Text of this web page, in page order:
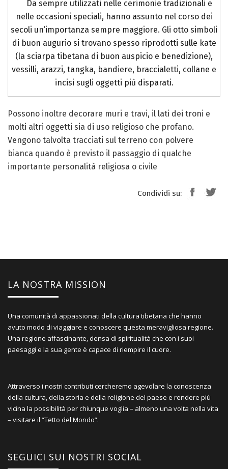
Da sempre utilizzati nelle cerimonie tradizionali e
nelle occasioni speciali, hanno assunto nel corso dei
secoli un’importanza sempre maggiore. Gli otto simboli
di buon augurio si trovano spesso riprodotti sulle kate
(la sciarpa tibetana di buon auspicio e benedizione),
vessilli, arazzi, tangka, bandiere, braccialetti, collane e
incisi sugli oggetti più disparati.
Possono inoltre decorare muri e travi, il lati dei troni e
molti altri oggetti sia di uso religioso che profano.
Vengono talvolta tracciati sul terreno con polvere
bianca quando è previsto il passaggio di qualche
importante personalità religiosa o civile
Condividi su:
LA NOSTRA MISSION
Una comunità di appassionati della cultura tibetana che hanno
avuto modo di viaggiare e conoscere questa meravigliosa regione.
Una regione affascinante, densa di spiritualità che con i suoi
paesaggi e la sua gente è capace di riempire il cuore.
Attraverso i nostri contributi cercheremo agevolare la conoscenza
della cultura, della storia e della religione del paese e rendere più
vicina la possibilità per chiunque voglia – almeno una volta nella vita
– visitare il “Tetto del Mondo”.
SEGUICI SUI NOSTRI SOCIAL